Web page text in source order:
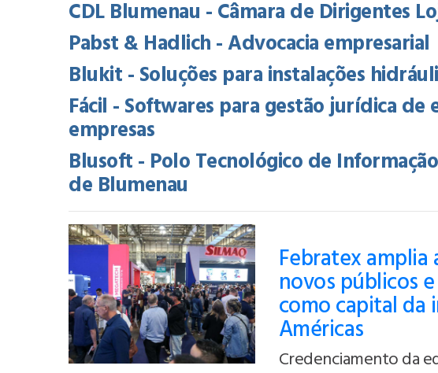
CDL Blumenau - Câmara de Dirigentes
Pabst & Hadlich - Advocacia empresarial
Blukit - Soluções para instalações
Fácil - Softwares para gestão jurídica de
empresas
Blusoft - Polo Tecnológico de
de Blumenau
Febratex amplia
novos públicos
como capital
Américas
Credenciamento da